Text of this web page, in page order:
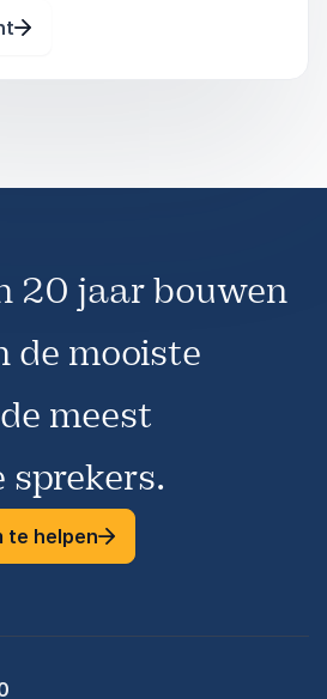
maatschappelijke
20 jaar bouwen
de mooiste
meest
te helpen